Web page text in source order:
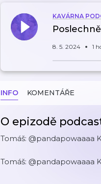
KAVÁRNA
8. 5. 2024 1
INFO KOMENTÁŘE
O epizodě
Tomáš: @pandapowaaaa
Tomáš: @pandapowaaaa